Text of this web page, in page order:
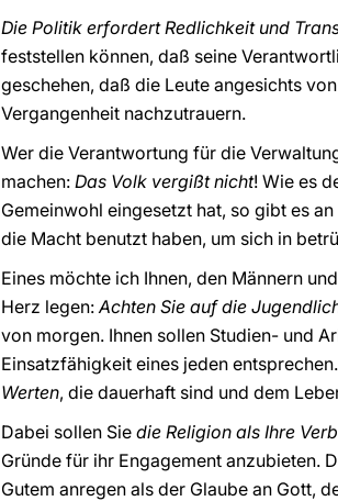
Die Politik erfordert Redlichkeit und
feststellen können, daß seine
geschehen, daß die Leute angesichts
Vergangenheit nachzutrauern.
Wer die Verantwortung für die
machen: Das Volk vergißt nicht! Wie es
Gemeinwohl eingesetzt hat, so gibt es
die Macht benutzt haben, um sich in
Eines möchte ich Ihnen, den Männern
Herz legen:Achten Sie auf die
von morgen. Ihnen sollen Studien- und
Einsatzfähigkeit eines jeden
Werten, die dauerhaft sind und dem
Dabei sollen Sie die Religion als Ihre
Gründe für ihr Engagement anzubieten.
Gutem anregen als der Glaube an Gott,